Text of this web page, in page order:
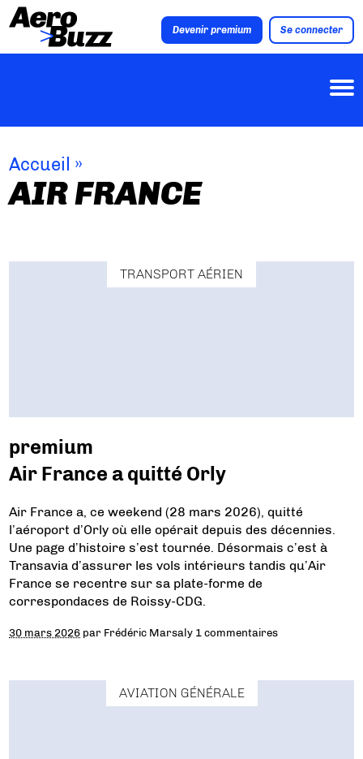
Devenir premium Se connecter
Accueil »
AIR FRANCE
TRANSPORT AÉRIEN
premium
Air France a quitté Orly
Air France a, ce weekend (28 mars 2026), quitté
l’aéroport d’Orly où elle opérait depuis des décennies.
Une page d’histoire s’est tournée. Désormais c’est à
Transavia d’assurer les vols intérieurs tandis qu’Air
France se recentre sur sa plate-forme de
correspondaces de Roissy-CDG.
30 mars 2026 par Frédéric Marsaly 1 commentaires
AVIATION GÉNÉRALE